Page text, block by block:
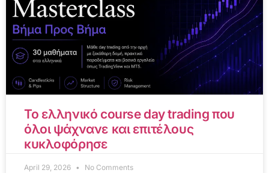
Το ελληνικό course day trading που
όλοι ψάχνανε και επιτέλους
κυκλοφόρησε
April 29, 2026 No Comments